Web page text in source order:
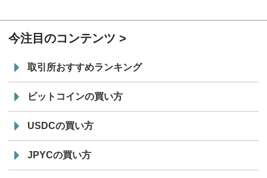
今注目のコンテンツ
取引所おすすめランキング
ビットコインの買い方
USDCの買い方
JPYCの買い方